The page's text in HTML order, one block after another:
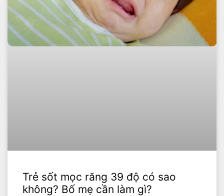
Trẻ sốt mọc răng 39 độ có sao
không? Bố mẹ cần làm gì?